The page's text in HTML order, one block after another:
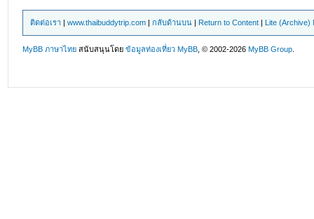
ติดต่อเรา |www.thaibuddytrip.com |กลับด้านบน | Return to Content | Lite (Archive)
MyBB ภาษาไทย สนับสนุนโดยข้อมูลท่องเที่ยว MyBB , © 2002-2026MyBB Group